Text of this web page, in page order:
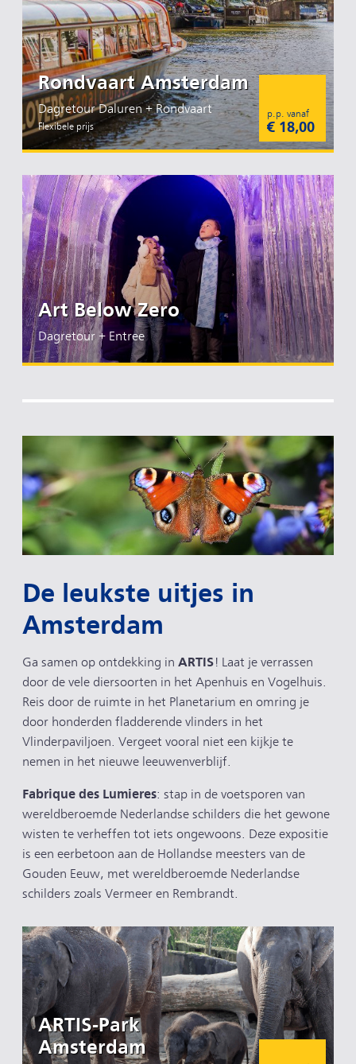
Rondvaart Amsterdam
Dagretour Daluren + Rondvaart
Flexibele prijs
p.p. vanaf
€ 18,00
Art Below Zero
Dagretour + Entree
De leukste uitjes in
Amsterdam
Ga samen op ontdekking in ARTIS! Laat je verrassen
door de vele diersoorten in het Apenhuis en Vogelhuis.
Reis door de ruimte in het Planetarium en omring je
door honderden fladderende vlinders in het
Vlinderpaviljoen. Vergeet vooral niet een kijkje te
nemen in het nieuwe leeuwenverblijf.
Fabrique des Lumieres: stap in de voetsporen van
wereldberoemde Nederlandse schilders die het gewone
wisten te verheffen tot iets ongewoons. Deze expositie
is een eerbetoon aan de Hollandse meesters van de
Gouden Eeuw, met wereldberoemde Nederlandse
schilders zoals Vermeer en Rembrandt.
ARTIS-Park
Amsterdam